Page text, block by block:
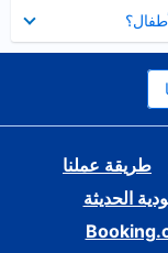
طريقة عملنا
الحديثة